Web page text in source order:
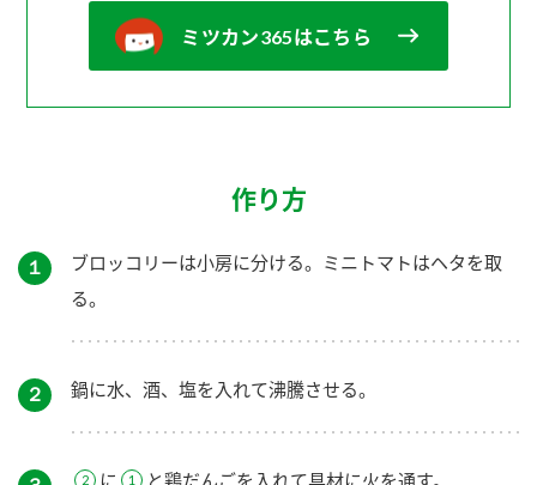
ミツカン365はこちら
作り方
１
ブロッコリーは小房に分ける。ミニトマトはヘタを取
る。
２ 鍋に水、酒、塩を入れて沸騰させる。
に と鶏だんごを入れて具材に火を通す。